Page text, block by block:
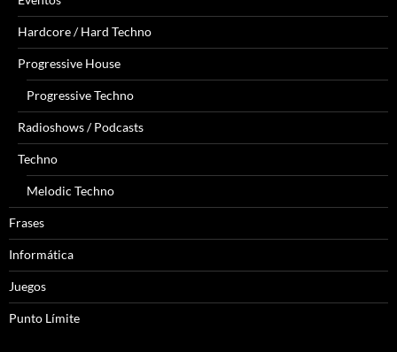
Hardcore / Hard Techno
Progressive House
Progressive Techno
Radioshows / Podcasts
Techno
Melodic Techno
Frases
Informática
Juegos
Punto Límite